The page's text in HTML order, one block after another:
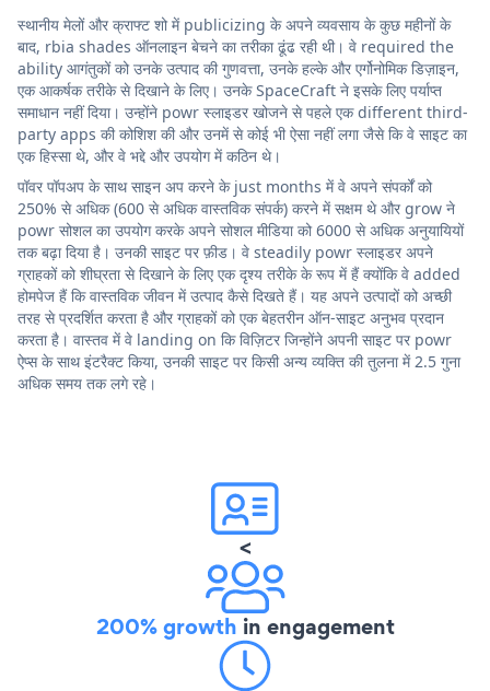
स्थानीय मेलों और क्राफ्ट शो में publicizing के अपने व्यवसाय के कुछ महीनों के
बाद, rbia shades ऑनलाइन बेचने का तरीका ढूंढ रही थी। वे required the
ability आगंतुकों को उनके उत्पाद की गुणवत्ता, उनके हल्के और एर्गोनोमिक डिज़ाइन,
एक आकर्षक तरीके से दिखाने के लिए। उनके SpaceCraft ने इसके लिए पर्याप्त
समाधान नहीं दिया। उन्होंने powr स्लाइडर खोजने से पहले एक different third-
party apps की कोशिश की और उनमें से कोई भी ऐसा नहीं लगा जैसे कि वे साइट का
एक हिस्सा थे, और वे भद्दे और उपयोग में कठिन थे।
पॉवर पॉपअप के साथ साइन अप करने के just months में वे अपने संपर्कों को
250% से अधिक (600 से अधिक वास्तविक संपर्क) करने में सक्षम थे और grow ने
powr सोशल का उपयोग करके अपने सोशल मीडिया को 6000 से अधिक अनुयायियों
तक बढ़ा दिया है। उनकी साइट पर फ़ीड। वे steadily powr स्लाइडर अपने
ग्राहकों को शीघ्रता से दिखाने के लिए एक दृश्य तरीके के रूप में हैं क्योंकि वे added
होमपेज हैं कि वास्तविक जीवन में उत्पाद कैसे दिखते हैं। यह अपने उत्पादों को अच्छी
तरह से प्रदर्शित करता है और ग्राहकों को एक बेहतरीन ऑन-साइट अनुभव प्रदान
करता है। वास्तव में वे landing on कि विज़िटर जिन्होंने अपनी साइट पर powr
ऐप्स के साथ इंटरैक्ट किया, उनकी साइट पर किसी अन्य व्यक्ति की तुलना में 2.5 गुना
अधिक समय तक लगे रहे।
<
200% growth in engagement